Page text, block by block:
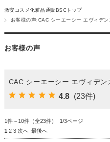
激安コスメ化粧品通販BSCトップ
お客様の声:CAC シーエーシー エヴィデ
お客様の声
CAC シーエーシー エヴィデン
4.8 (23件)
1件～10件（全23件） 1/3ページ
1 2 3 次へ 最後へ